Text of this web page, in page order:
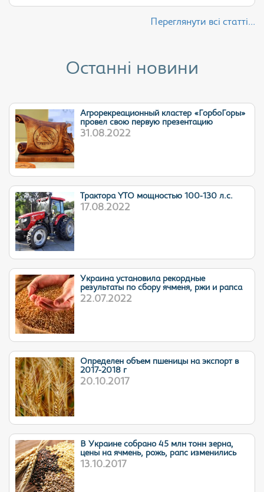
Переглянути всі статті...
Останні новини
Агрорекреационный кластер «ГорбоГоры»
провел свою первую презентацию
31.08.2022
Трактора YTO мощностью 100-130 л.с.
17.08.2022
Украина установила рекордные
результаты по сбору ячменя, ржи и рапса
22.07.2022
Определен объем пшеницы на экспорт в
2017-2018 г
20.10.2017
В Украине собрано 45 млн тонн зерна,
цены на ячмень, рожь, рапс изменились
13.10.2017